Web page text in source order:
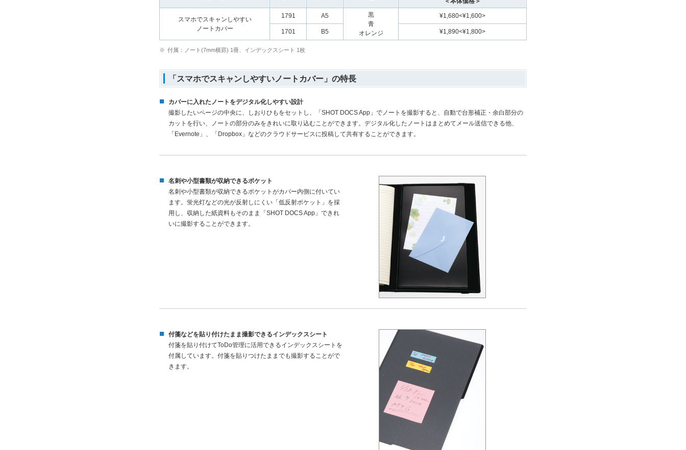
スマホでスキャンしやすい
ノートカバー
1791 A5
黒
青
オレンジ
¥1,680<¥1,600>
1701 B5 ¥1,890<¥1,800>
※ 付属：ノート(7mm横罫) 1冊、インデックスシート 1枚
「スマホでスキャンしやすいノートカバー」の特長
カバーに入れたノートをデジタル化しやすい設計
撮影したいページの中央に、しおりひもをセットし、「SHOT DOCS App」でノートを撮影すると、自動で台形補正・余白部分の
カットを行い、ノートの部分のみをきれいに取り込むことができます。デジタル化したノートはまとめてメール送信できる他、
「Evernote」、「Dropbox」などのクラウドサービスに投稿して共有することができます。
名刺や小型書類が収納できるポケット
名刺や小型書類が収納できるポケットがカバー内側に付いてい
ます。蛍光灯などの光が反射しにくい「低反射ポケット」を採
用し、収納した紙資料もそのまま「SHOT DOCS App」できれ
いに撮影することができます。
付箋などを貼り付けたまま撮影できるインデックスシート
付箋を貼り付けてToDo管理に活用できるインデックスシートを
付属しています。付箋を貼りつけたままでも撮影することがで
きます。